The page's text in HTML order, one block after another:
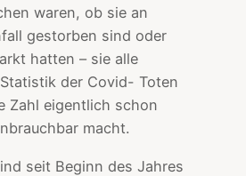
waren, ob sie an
gestorben sind oder
hatten – sie alle
der Covid- Toten
Zahl eigentlich schon
macht.
seit Beginn des Jahres